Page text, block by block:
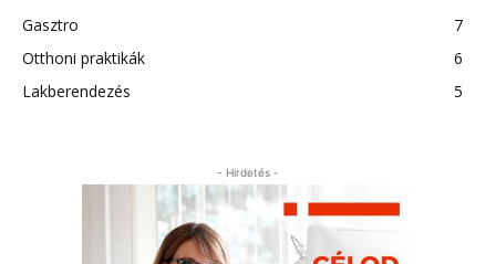
Gasztro
7
Otthoni praktikák
6
Lakberendezés
5
- Hirdetés -